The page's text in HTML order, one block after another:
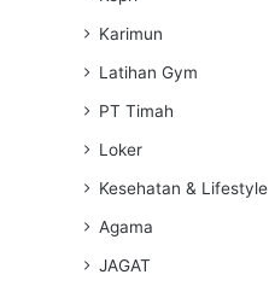
Karimun
Latihan Gym
PT Timah
Loker
Kesehatan & Lifestyle
Agama
JAGAT